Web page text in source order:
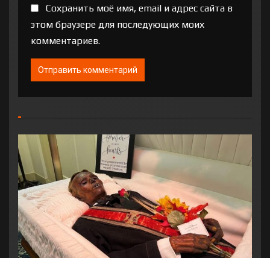
Сохранить моё имя, email и адрес сайта в
этом браузере для последующих моих
комментариев.